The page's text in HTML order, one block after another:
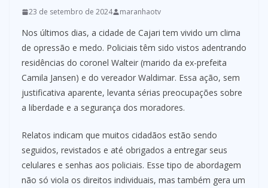
23 de setembro de 2024 maranhaotv
Nos últimos dias, a cidade de Cajari tem vivido um clima
de opressão e medo. Policiais têm sido vistos adentrando
residências do coronel Walteir (marido da ex-prefeita
Camila Jansen) e do vereador Waldimar. Essa ação, sem
justificativa aparente, levanta sérias preocupações sobre
a liberdade e a segurança dos moradores.
Relatos indicam que muitos cidadãos estão sendo
seguidos, revistados e até obrigados a entregar seus
celulares e senhas aos policiais. Esse tipo de abordagem
não só viola os direitos individuais, mas também gera um